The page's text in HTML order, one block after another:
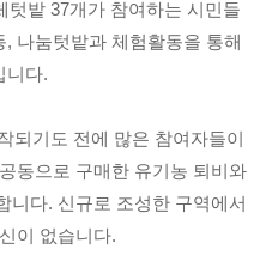
텃밭 37개가 참여하는 시민들
나눔텃밭과 체험활동을 통해
니다.
되기도 전에 많은 참여자들이
동으로 구매한 유기농 퇴비와
니다. 신규로 조성한 구역에서
이 없습니다.